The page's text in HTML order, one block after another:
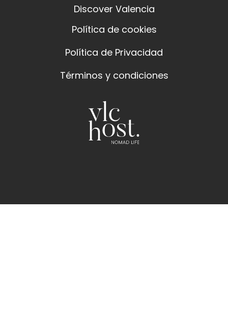
Discover Valencia
Política de cookies
Política de Privacidad
Términos y condiciones